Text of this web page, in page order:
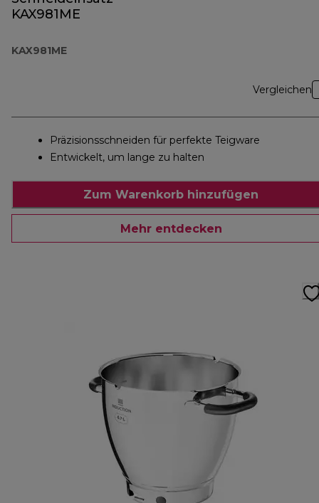
KAX981ME
KAX981ME
Vergleichen
Präzisionsschneiden für perfekte Teigware
Entwickelt, um lange zu halten
Zum Warenkorb hinzufügen
Mehr entdecken